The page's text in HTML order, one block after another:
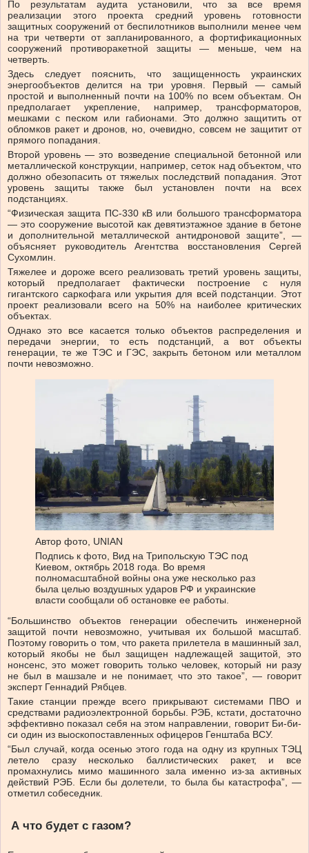
По результатам аудита установили, что за все время
реализации этого проекта средний уровень готовности
защитных сооружений от беспилотников выполнили менее чем
на три четверти от запланированного, а фортификационных
сооружений противоракетной защиты — меньше, чем на
четверть.
Здесь следует пояснить, что защищенность украинских
энергообъектов делится на три уровня. Первый — самый
простой и выполненный почти на 100% по всем объектам. Он
предполагает укрепление, например, трансформаторов,
мешками с песком или габионами. Это должно защитить от
обломков ракет и дронов, но, очевидно, совсем не защитит от
прямого попадания.
Второй уровень — это возведение специальной бетонной или
металлической конструкции, например, сеток над объектом, что
должно обезопасить от тяжелых последствий попадания. Этот
уровень защиты также был установлен почти на всех
подстанциях.
“Физическая защита ПС-330 кВ или большого трансформатора
— это сооружение высотой как девятиэтажное здание в бетоне
и дополнительной металлической антидроновой защите”, —
объясняет руководитель Агентства восстановления Сергей
Сухомлин.
Тяжелее и дороже всего реализовать третий уровень защиты,
который предполагает фактически построение с нуля
гигантского саркофага или укрытия для всей подстанции. Этот
проект реализовали всего на 50% на наиболее критических
объектах.
Однако это все касается только объектов распределения и
передачи энергии, то есть подстанций, а вот объекты
генерации, те же ТЭС и ГЭС, закрыть бетоном или металлом
почти невозможно.
Автор фото, UNIAN
Подпись к фото, Вид на Трипольскую ТЭС под
Киевом, октябрь 2018 года. Во время
полномасштабной войны она уже несколько раз
была целью воздушных ударов РФ и украинские
власти сообщали об остановке ее работы.
“Большинство объектов генерации обеспечить инженерной
защитой почти невозможно, учитывая их большой масштаб.
Поэтому говорить о том, что ракета прилетела в машинный зал,
который якобы не был защищен надлежащей защитой, это
нонсенс, это может говорить только человек, который ни разу
не был в машзале и не понимает, что это такое”, — говорит
эксперт Геннадий Рябцев.
Такие станции прежде всего прикрывают системами ПВО и
средствами радиоэлектронной борьбы. РЭБ, кстати, достаточно
эффективно показал себя на этом направлении, говорит Би-би-
си один из выоскопоставленных офицеров Генштаба ВСУ.
“Был случай, когда осенью этого года на одну из крупных ТЭЦ
летело сразу несколько баллистических ракет, и все
промахнулись мимо машинного зала именно из-за активных
действий РЭБ. Если бы долетели, то была бы катастрофа”, —
отметил собеседник.
А что будет с газом?